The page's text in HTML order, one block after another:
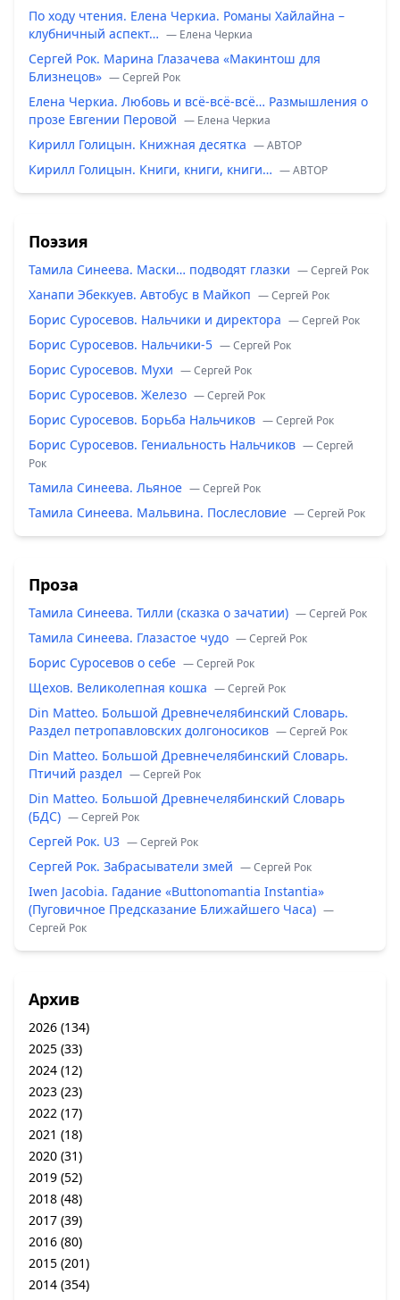
По ходу чтения. Елена Черкиа. Романы Хайлайна –
клубничный аспект… — Елена Черкиа
Сергей Рок. Марина Глазачева «Макинтош для
Близнецов» — Сергей Рок
Елена Черкиа. Любовь и всё-всё-всё… Размышления о
прозе Евгении Перовой — Елена Черкиа
Кирилл Голицын. Книжная десятка — ABTOP
Кирилл Голицын. Книги, книги, книги… — ABTOP
Поэзия
Тамила Синеева. Маски… подводят глазки — Сергей Рок
Ханапи Эбеккуев. Автобус в Майкоп — Сергей Рок
Борис Суросевов. Нальчики и директора — Сергей Рок
Борис Суросевов. Нальчики-5 — Сергей Рок
Борис Суросевов. Мухи — Сергей Рок
Борис Суросевов. Железо — Сергей Рок
Борис Суросевов. Борьба Нальчиков — Сергей Рок
Борис Суросевов. Гениальность Нальчиков — Сергей
Рок
Тамила Синеева. Льяное — Сергей Рок
Тамила Синеева. Мальвина. Послесловие — Сергей Рок
Проза
Тамила Синеева. Тилли (сказка о зачатии) — Сергей Рок
Тамила Синеева. Глазастое чудо — Сергей Рок
Борис Суросевов о себе — Сергей Рок
Щехов. Великолепная кошка — Сергей Рок
Din Matteo. Большой Древнечелябинский Словарь.
Раздел петропавловских долгоносиков — Сергей Рок
Din Matteo. Большой Древнечелябинский Словарь.
Птичий раздел — Сергей Рок
Din Matteo. Большой Древнечелябинский Словарь
(БДС) — Сергей Рок
Сергей Рок. U3 — Сергей Рок
Сергей Рок. Забрасыватели змей — Сергей Рок
Iwen Jacobia. Гадание «Buttonomantia Instantia»
(Пуговичное Предсказание Ближайшего Часа) —
Сергей Рок
Архив
2026 (134)
2025 (33)
2024 (12)
2023 (23)
2022 (17)
2021 (18)
2020 (31)
2019 (52)
2018 (48)
2017 (39)
2016 (80)
2015 (201)
2014 (354)